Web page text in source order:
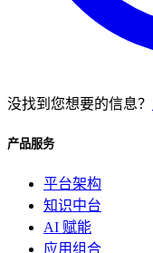
没找到您想要的信息？
产品服务
平台架构
知识中台
AI 赋能
应用组合